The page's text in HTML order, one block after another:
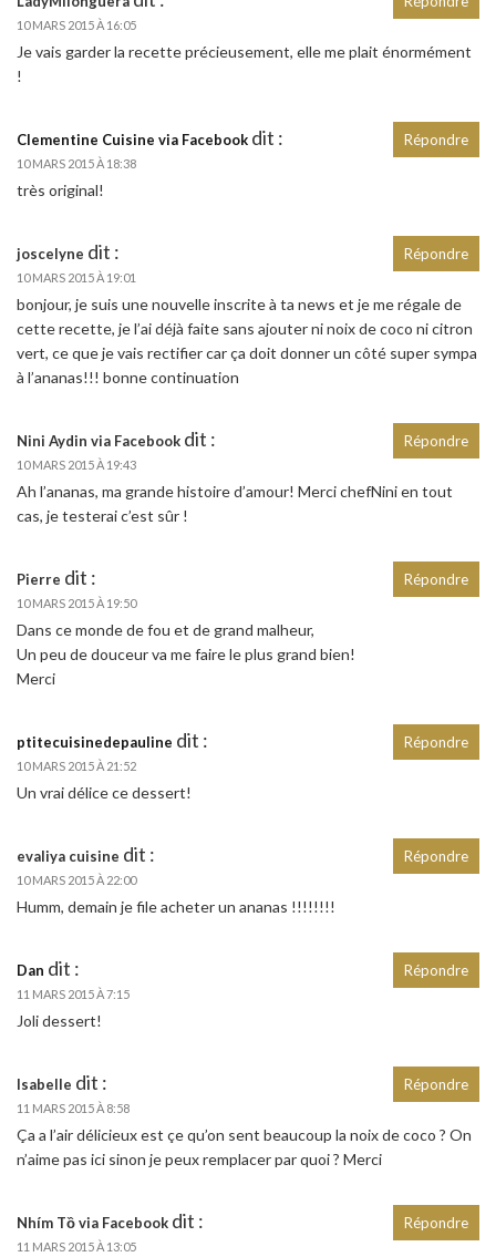
10 MARS 2015 À 16:05
Je vais garder la recette précieusement, elle me plait énormément
!
Clementine Cuisine via Facebook dit :
10 MARS 2015 À 18:38
très original!
Répondre
joscelyne dit :
10 MARS 2015 À 19:01
bonjour, je suis une nouvelle inscrite à ta news et je me régale de
cette recette, je l’ai déjà faite sans ajouter ni noix de coco ni citron
vert, ce que je vais rectifier car ça doit donner un côté super sympa
à l’ananas!!! bonne continuation
Répondre
Nini Aydin via Facebook dit :
10 MARS 2015 À 19:43
Ah l’ananas, ma grande histoire d’amour! Merci chefNini en tout
cas, je testerai c’est sûr !
Répondre
Pierre dit :
10 MARS 2015 À 19:50
Dans ce monde de fou et de grand malheur,
Un peu de douceur va me faire le plus grand bien!
Merci
Répondre
ptitecuisinedepauline dit :
10 MARS 2015 À 21:52
Un vrai délice ce dessert!
Répondre
evaliya cuisine dit :
10 MARS 2015 À 22:00
Humm, demain je file acheter un ananas !!!!!!!!
Répondre
Dan dit :
11 MARS 2015 À 7:15
Joli dessert!
Répondre
Isabelle dit :
11 MARS 2015 À 8:58
Ça a l’air délicieux est çe qu’on sent beaucoup la noix de coco ? On
n’aime pas ici sinon je peux remplacer par quoi ? Merci
Répondre
Nhím Tồ via Facebook dit :
11 MARS 2015 À 13:05
Répondre